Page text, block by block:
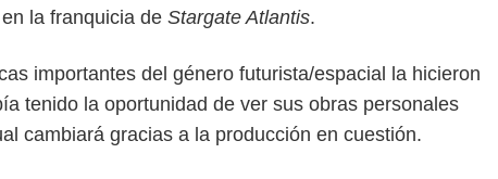
la franquicia de Stargate Atlantis.
importantes del género futurista/espacial la hicieron
tenido la oportunidad de ver sus obras personales
cambiará gracias a la producción en cuestión.
Universal Studios